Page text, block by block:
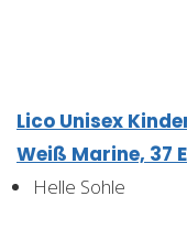
Lico Unisex
Weiß Marine, 37
Helle Sohle